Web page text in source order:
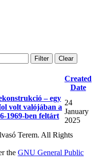
Filter Clear
Created
Date
– egy
volt valójában a
1969-ben feltárt
24
January
2025
Terem. All Rights
the GNU General Public